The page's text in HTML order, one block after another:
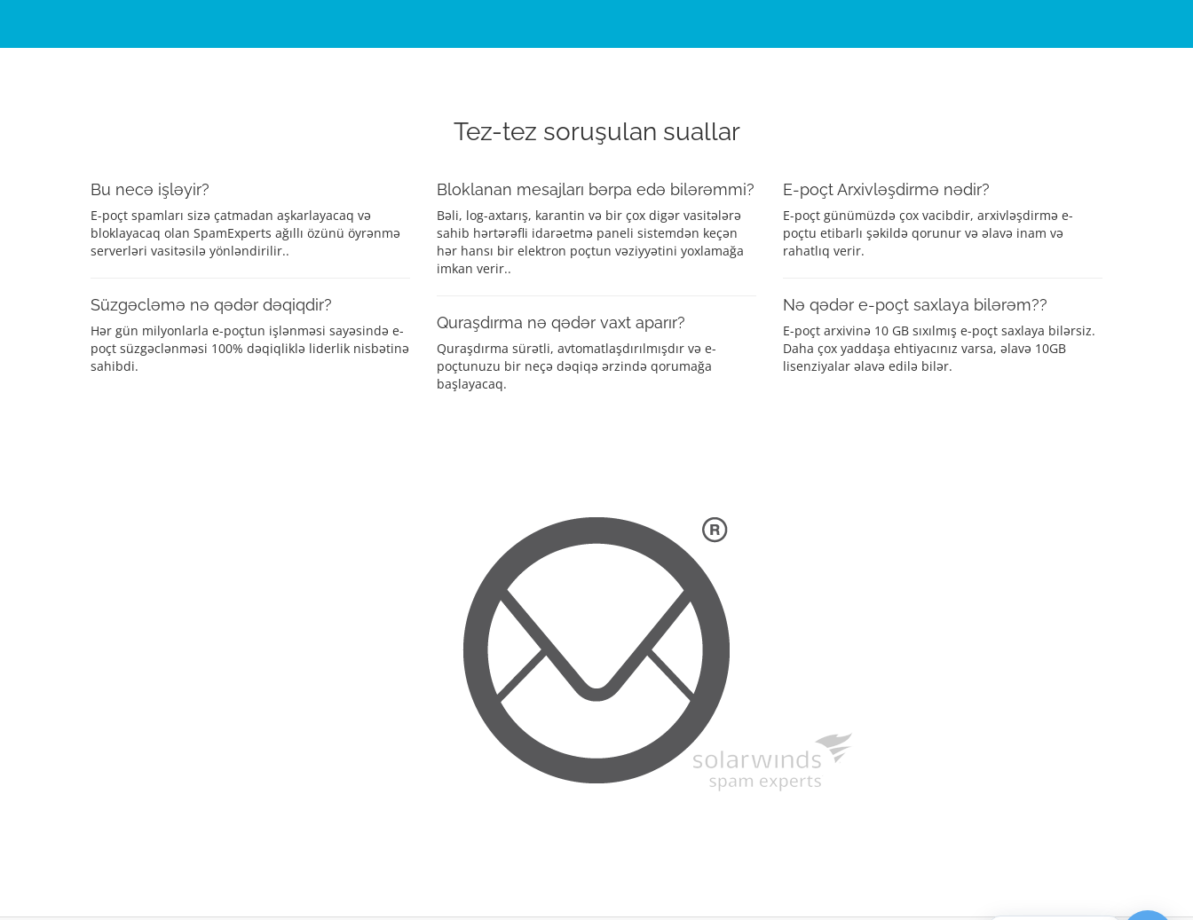
Tez-tez soruşulan suallar
Bu necə işləyir?
E-poçt spamları sizə çatmadan aşkarlayacaq və
bloklayacaq olan SpamExperts ağıllı özünü öyrənmə
serverləri vasitəsilə yönləndirilir..
Süzgəcləmə nə qədər dəqiqdir?
Hər gün milyonlarla e-poçtun işlənməsi sayəsində e-
poçt süzgəclənməsi 100% dəqiqliklə liderlik nisbətinə
sahibdi.
Bloklanan mesajları bərpa edə bilərəmmi?
Bəli, log-axtarış, karantin və bir çox digər vasitələrə
sahib hərtərəfli idarəetmə paneli sistemdən keçən
hər hansı bir elektron poçtun vəziyyətini yoxlamağa
imkan verir..
Quraşdırma nə qədər vaxt aparır?
Quraşdırma sürətli, avtomatlaşdırılmışdır və e-
poçtunuzu bir neçə dəqiqə ərzində qorumağa
başlayacaq.
E-poçt Arxivləşdirmə nədir?
E-poçt günümüzdə çox vacibdir, arxivləşdirmə e-
poçtu etibarlı şəkildə qorunur və əlavə inam və
rahatlıq verir.
Nə qədər e-poçt saxlaya bilərəm??
E-poçt arxivinə 10 GB sıxılmış e-poçt saxlaya bilərsiz.
Daha çox yaddaşa ehtiyacınız varsa, əlavə 10GB
lisenziyalar əlavə edilə bilər.